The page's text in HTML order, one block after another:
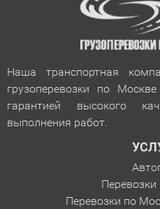
Наша транспортная
грузоперевозки по
гарантией высокого
выполнения работ.
Перевозки
Перевозки по